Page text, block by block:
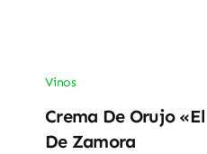
Vinos
Crema De Orujo
De Zamora